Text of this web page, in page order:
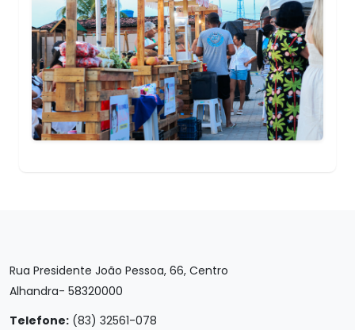
Rua Presidente João Pessoa, 66, Centro
Alhandra- 58320000
Telefone: (83) 32561-078